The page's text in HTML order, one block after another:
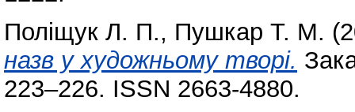
Поліщук Л. П., Пушкар Т. М.
назв у художньому творі.
223–226. ISSN 2663-4880.